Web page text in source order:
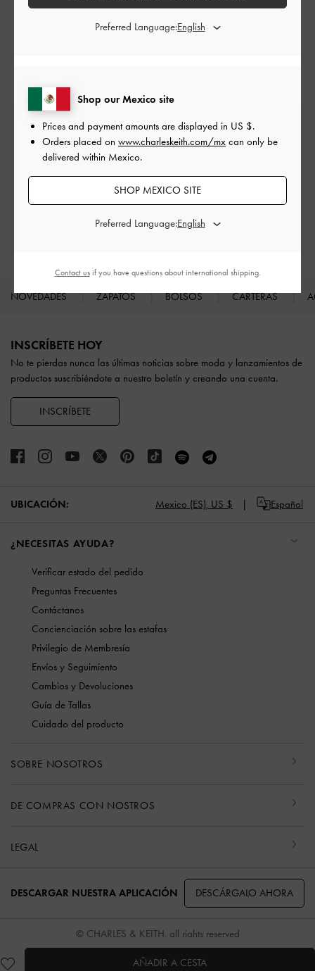
AÑADIR A CESTA
Sandalias Marrón
Zapatos Marrón
Envío estándar gratuita
En todos los pedidos con gasto mínimo*
Devoluciones fáciles
Dentro de los 30 días posteriores al pedido
Disfruta de beneficios exclusivos
NOVEDADES ZAPATOS BOLSOS CARTERAS
INSCRÍBETE HOY
No te pierdas nunca las últimas noticias sobre moda y lanzamientos de
productos suscribiéndote a nuestro boletín y creando una cuenta.
INSCRÍBETE
UBICACIÓN: Mexico (ES), US $ Español
¿NECESITAS AYUDA?
Verificar estado del pedido
Preguntas Frecuentes
Contáctanos
Concienciación sobre las estafas
Privilegio de Membresía
Envíos y Seguimiento
Cambios y Devoluciones
Guía de Tallas
Cuidado del producto
SOBRE NOSOTROS
DE COMPRAS CON NOSTROS
LEGAL
DESCARGAR NUESTRA APLICACIÓN DESCÁRGALO AHORA
© CHARLES & KEITH, all rights reserved
Shop our Mexico site
Prices and payment amounts are displayed in US $.
Orders placed on www.charleskeith.com/mx can only be
delivered within Mexico.
SHOP MEXICO SITE
Preferred Language:
Preferred Language:
Contact usif you have questions about international shipping.